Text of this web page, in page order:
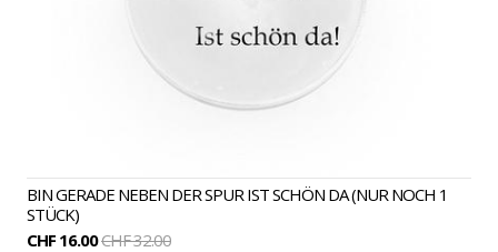
BIN GERADE NEBEN DER SPUR IST SCHÖN DA (NUR NOCH 1
STÜCK)
CHF 16.00CHF 32.00